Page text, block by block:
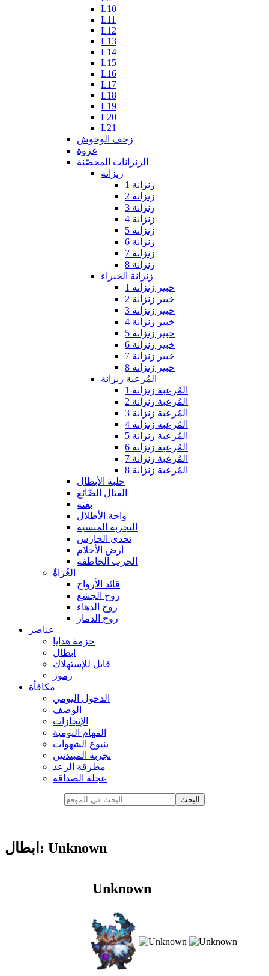
L10
L11
L12
L13
L14
L15
L16
L17
L18
L19
L20
L21
زحف الوحوش
غزوة
الزنزانات المحصّنة
زنزانة
زنزانة 1
زنزانة 2
زنزانة 3
زنزانة 4
زنزانة 5
زنزانة 6
زنزانة 7
زنزانة 8
زنزانة الخبراء
خبير زنزانة 1
خبير زنزانة 2
خبير زنزانة 3
خبير زنزانة 4
خبير زنزانة 5
خبير زنزانة 6
خبير زنزانة 7
خبير زنزانة 8
المُرعبة زنزانة
المُرعبة زنزانة 1
المُرعبة زنزانة 2
المُرعبة زنزانة 3
المُرعبة زنزانة 4
المُرعبة زنزانة 5
المُرعبة زنزانة 6
المُرعبة زنزانة 7
المُرعبة زنزانة 8
حلبة الأبطال
القتال الضّائع
بعثة
واحة الأطلال
التجربة المنسية
تحدي الحارس
أرض الأحلام
الحرب الخاطفة
الغُزَاةٌ
قائد الأرواح
روح الجشع
روح الدهاء
روح الدمار
عناصر
حزمة هدايا
ابطال
قابل للإستهلاك
رموز
مكافأة
الدخول اليومي
الوصف
الإنجازات
المهام اليومية
ينبوع الشهوات
تجربة المبتدئين
مطرقة الرعد
عجلة الصداقة
ابطال: Unknown
Unknown